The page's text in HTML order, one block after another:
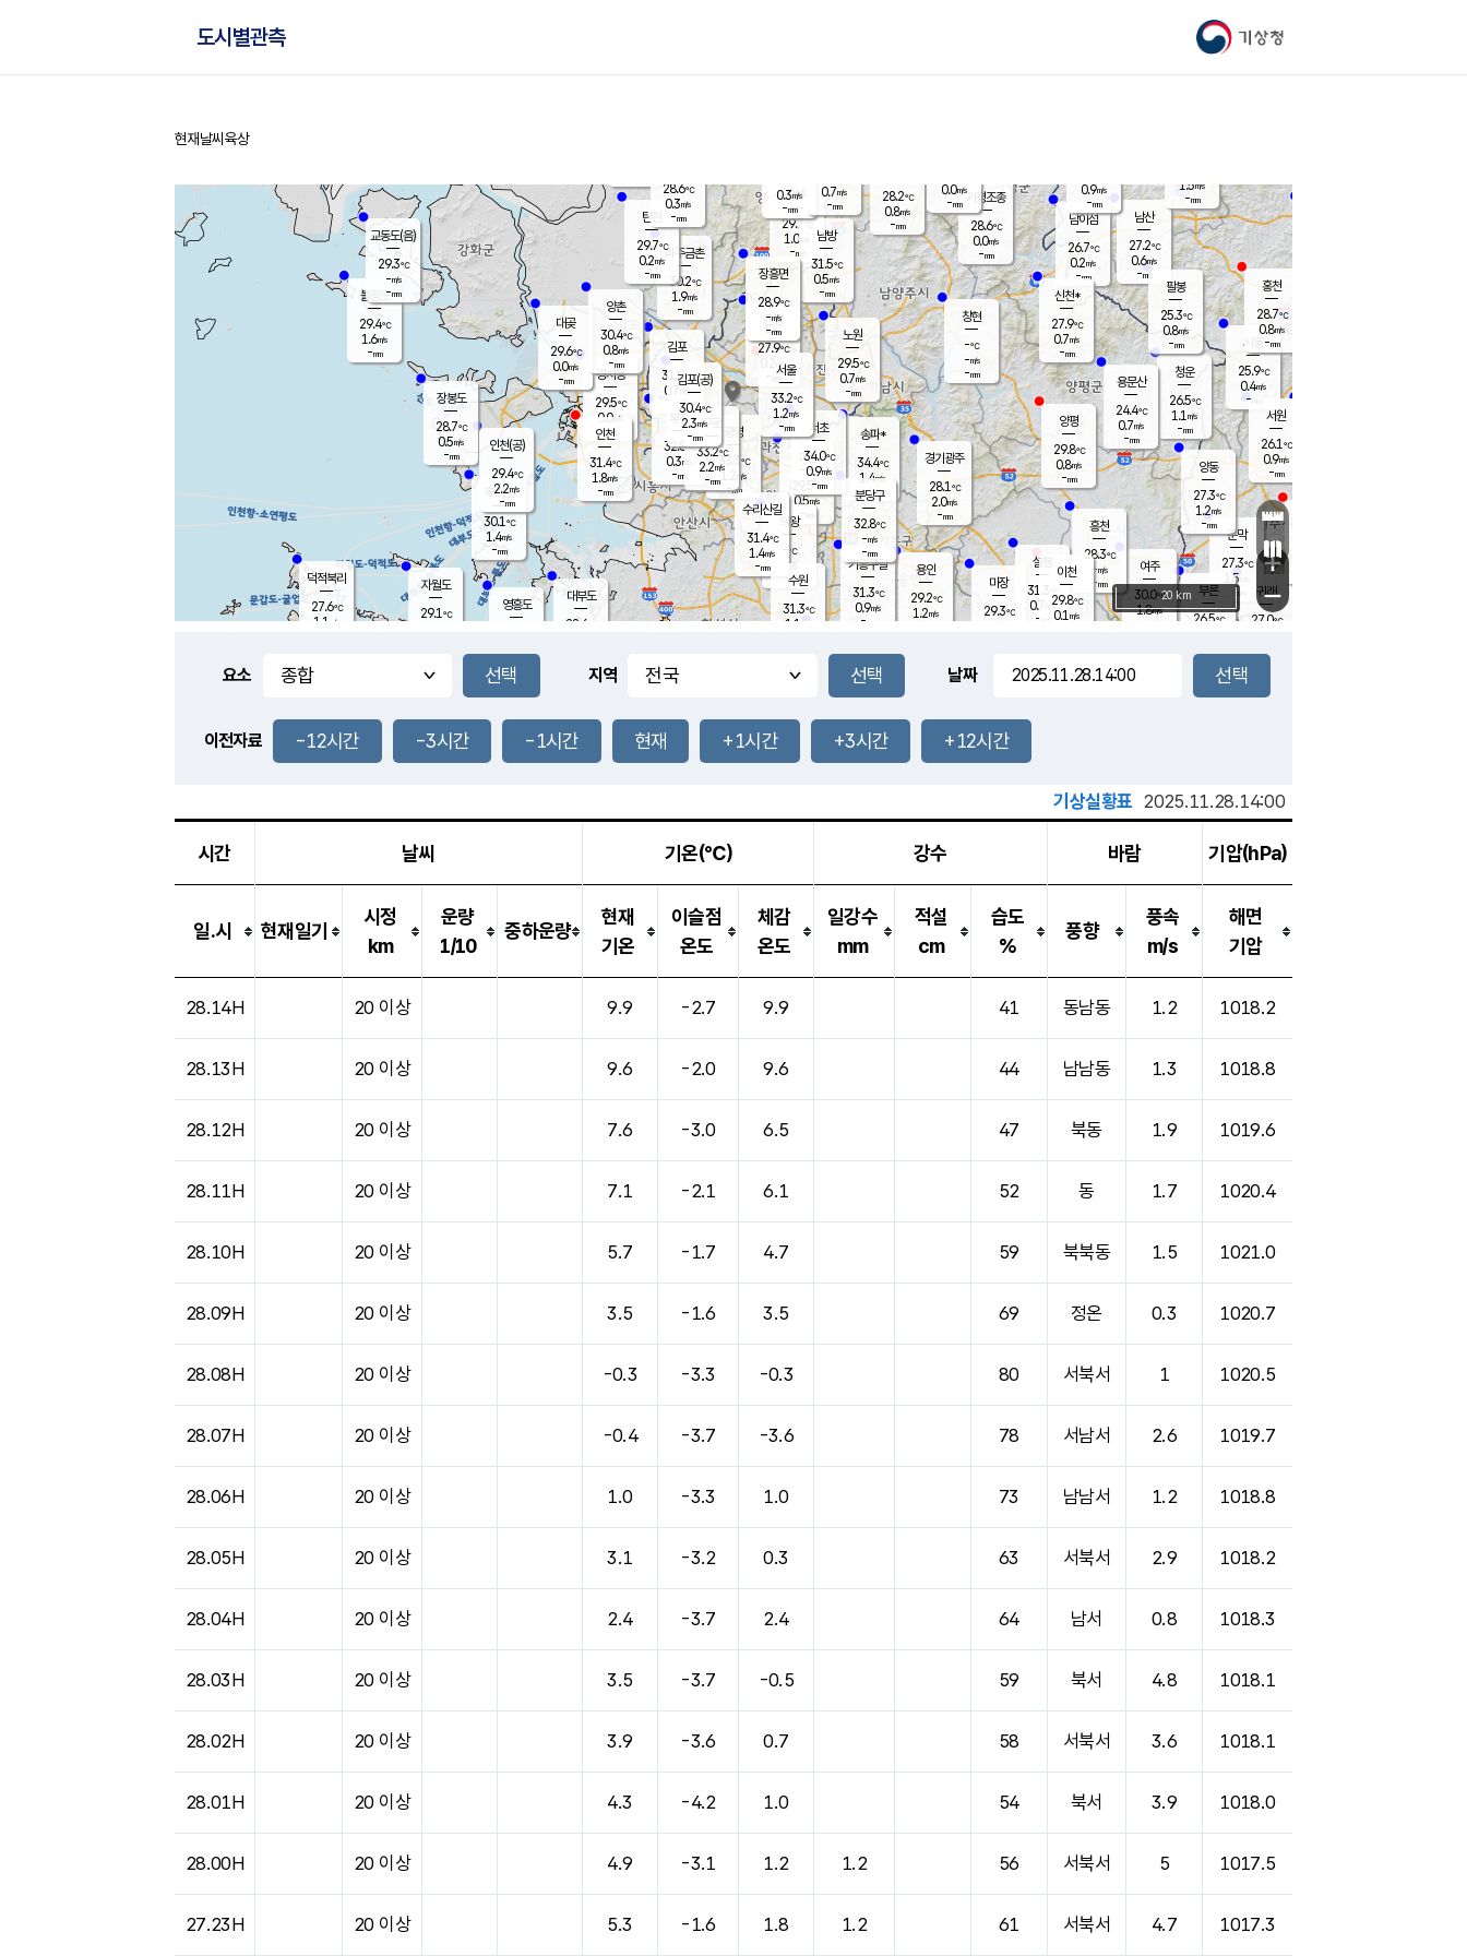
기상청
도시별관측
홈
현재날씨 육상
풍도
2.3m/s
문막
27.3℃
1.5m/s
mm
남이섬
26.7℃
0.2m/s
-mm
무의도
30.1℃
1.4m/s
-mm
영흥도
볼음도
29.4℃
1.6m/s
-mm
자월도
29.1℃
양주
29.7℃
1.0
-mm
부론
26.5℃
과천
29.5℃
0.5m/s
- mm
남산
27.2℃
0.6m/s
-mm
장봉도
28.7℃
0.5m/s
-mm
-mm
청운
26.5℃
1.1 m/s
-mm
팔봉
25.3℃
0.8m/s
-mm
-mm
용인
29.2℃
1.2m/s
여주
30.0℃
1.8m/s
양동
27.3℃
1.2m/s
-mm
경기광주
28.1℃
2.0m/s
-mm
장호원
0.9m/s
-mm
28.7
℃
대부도
28.6
-
경서동
29.5℃
0.0m/s
-mm
파주금촌
30.2℃
1.9m/s
-mm
가평조종
28.6℃
0.0m/s
-mm
28.2℃
0.8m/s
-mm
대곶
29.6℃
0.0m/s
-mm
신천*
27.9℃
0.7m/s
-mm
창현
-℃
-m/s
-mm
탄현
29.7℃
0.2m/s
-mm
0.0m/s
-mm
32.8℃
1.4m/s
-mm
흥천
28.3℃
-m/s
-mm
마장
29.3℃
의왕
- ℃
m/s
mm
김포
31.0℃
0.7 m/s
mm
설봉
31.3
0.7 m/s
- mm
광명
33.3 ℃
1.2 m/s
-mm
부천
32.8℃
0.3m/s
-mm
-mm
양촌
30.4℃
0.8m/s
-mm
구로
33.2℃
2.2m/s
-mm
은평
27.9℃
0.2 m/s
- mm
노원
29.5℃
0.7m/s
-mm
송파*
34.4℃
1.4m/s
-mm
서초
34.0℃
0.9m/s
-mm
남방
31.5℃
0.5m/s
-mm
기흥구갈
31.3℃
0.9m/s
-
수리산길
31.4℃
1.4m/s
-mm
분당구
32.8℃
-m/s
-mm
장흥면
28.9℃
-m/s
-mm
0.3m/s
-mm
시동
25.9℃
0.4m/s
- mm
귀래
27.0℃
서원
26.1℃
0.9m/s
-mm
용문산
24.4℃
0.7m/s
-mm
덕적북리
27.6℃
1.1 m/s
인천(공)
29.4℃
2.2m/s
-mm
김포(공)
30.4℃
2.3m/s
-mm
교동도(음)
29.3℃
-m/s
-mm
홍천
28.7℃
0.8m/s
-mm
이천
29.8℃
0.1 m/s
양평
29.8℃
0.8m/s
-mm
수원
31.3℃
1.1 m/s
인천
31.4℃
1.8m/s
-mm
서울
33.2℃
1.2m/s
-mm
1.5m/s
-mm
28.6℃
0.3m/s
-mm
0.7m/s
-mm
+
−
20 km
요소 지역 날짜
이전자료 -12시간 -3시간 -1시간 현재 +1시간 +3시간 +12시간
기상실황표 2025.11.28.14:00
시간 날씨 기온(℃) 강수 바람 기압(hPa)
일.시 현재일기
시정
km
운량
1/10
중하운량
현재
기온
이슬점
온도
체감
온도
일강수
mm
적설
cm
습도
%
풍향
풍속
m/s
해면
기압
28.14H 20 이상 9.9 -2.7 9.9 41 동남동 1.2 1018.2
28.13H 20 이상 9.6 -2.0 9.6 44 남남동 1.3 1018.8
28.12H 20 이상 7.6 -3.0 6.5 47 북동 1.9 1019.6
28.11H 20 이상 7.1 -2.1 6.1 52 동 1.7 1020.4
28.10H 20 이상 5.7 -1.7 4.7 59 북북동 1.5 1021.0
28.09H 20 이상 3.5 -1.6 3.5 69 정온 0.3 1020.7
28.08H 20 이상 -0.3 -3.3 -0.3 80 서북서 1 1020.5
28.07H 20 이상 -0.4 -3.7 -3.6 78 서남서 2.6 1019.7
28.06H 20 이상 1.0 -3.3 1.0 73 남남서 1.2 1018.8
28.05H 20 이상 3.1 -3.2 0.3 63 서북서 2.9 1018.2
28.04H 20 이상 2.4 -3.7 2.4 64 남서 0.8 1018.3
28.03H 20 이상 3.5 -3.7 -0.5 59 북서 4.8 1018.1
28.02H 20 이상 3.9 -3.6 0.7 58 서북서 3.6 1018.1
28.01H 20 이상 4.3 -4.2 1.0 54 북서 3.9 1018.0
28.00H 20 이상 4.9 -3.1 1.2 1.2 56 서북서 5 1017.5
27.23H 20 이상 5.3 -1.6 1.8 1.2 61 서북서 4.7 1017.3